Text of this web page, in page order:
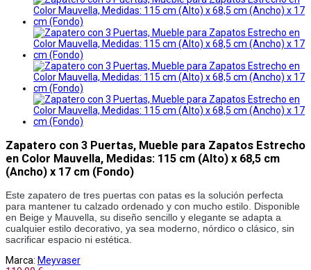
Zapatero con 3 Puertas, Mueble para Zapatos Estrecho
en Color Mauvella, Medidas: 115 cm (Alto) x 68,5 cm
(Ancho) x 17 cm (Fondo)
Este zapatero de tres puertas con patas es la solución perfecta
para mantener tu calzado ordenado y con mucho estilo. Disponible
en Beige y Mauvella, su diseño sencillo y elegante se adapta a
cualquier estilo decorativo, ya sea moderno, nórdico o clásico, sin
sacrificar espacio ni estética.
Marca: Meyvaser